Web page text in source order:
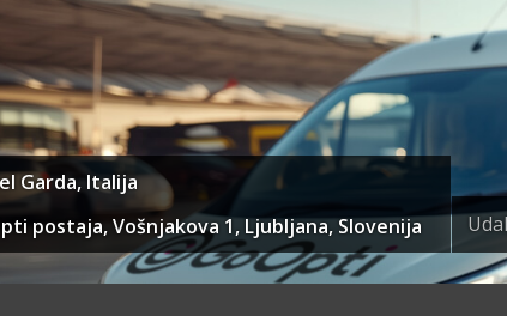
Garda, Italija
postaja, Vošnjakova 1, Ljubljana, Slovenija